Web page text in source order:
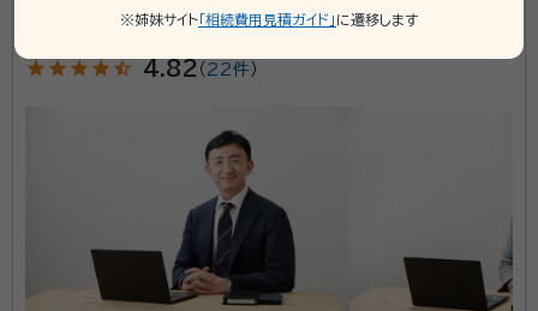
鈴川行政書士事務所
star star star star star_half 4.82 （ 22件 ）
※姉妹サイト 「相続費用見積ガイド」 に遷移します